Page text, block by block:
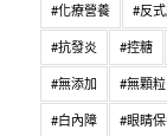
#化療營養 #反
#抗發炎 #控糖
#無添加 #無顆粒
#白內障 #眼睛